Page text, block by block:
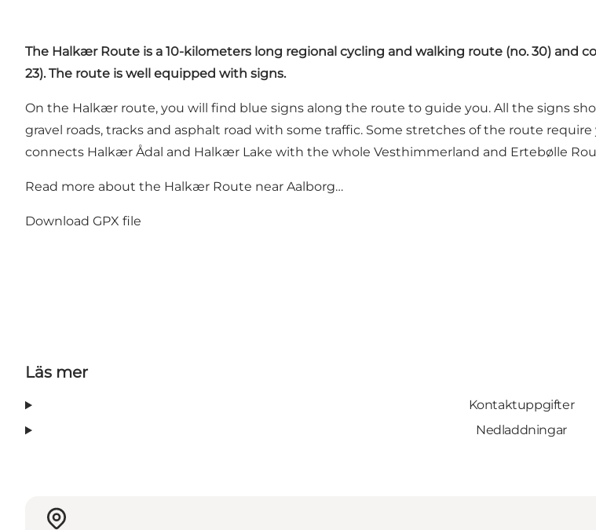
The HalkærRoute is a 10-kilometers long regional cycling and walking route (no. 30) and
23). The route is well equipped with signs.
On the Halkær route, you will find blue signs along the route to guide you. All the signs
gravel roads, tracks and asphalt road with some traffic. Some stretches of the route
connects Halkær Ådal and Halkær Lake with the whole Vesthimmerland and Ertebølle
Read more about the Halkær Route near Aalborg…
Download GPX file
Läs mer
Kontaktuppgifter
Nedladdningar